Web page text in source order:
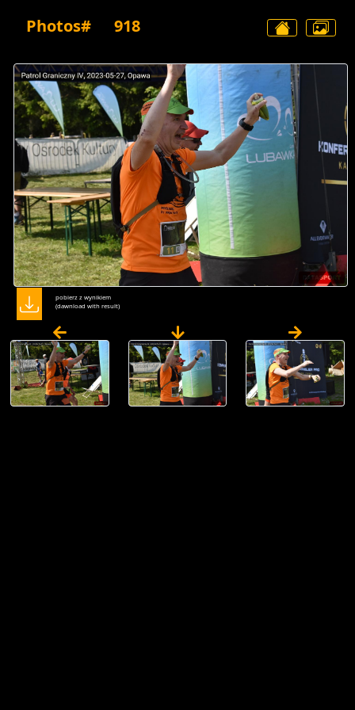
Photos# 918
pobierz z wynikiem
(dawnload with result)